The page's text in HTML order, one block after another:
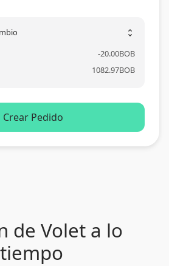
unfold_more
-20.00BOB
1082.97BOB
Crear Pedido
de Volet a lo